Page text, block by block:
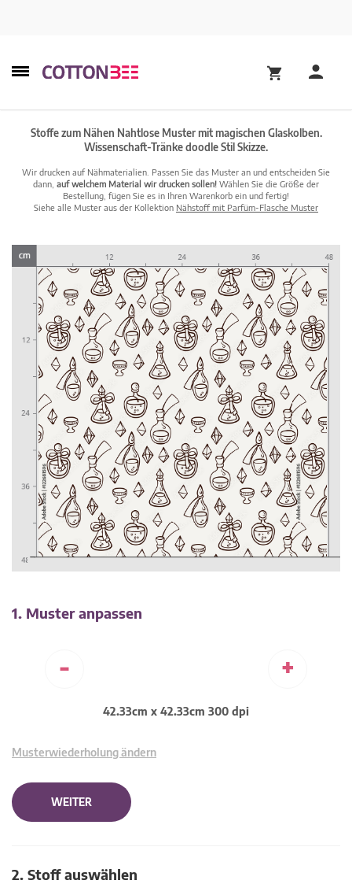
Stoffe zum Nähen Nahtlose Muster mit magischen Glaskolben.
Wissenschaft-Tränke doodle Stil Skizze.
Wir drucken auf Nähmaterialien. Passen Sie das Muster an und entscheiden Sie
dann, auf welchem Material wir drucken sollen! Wählen Sie die Größe der
Bestellung, fügen Sie es in Ihren Warenkorb ein und fertig!
Siehe alle Muster aus der Kollektion Nähstoff mit Parfüm-Flasche Muster
1. Muster anpassen
- +
42.33cm x 42.33cm 300 dpi
Musterwiederholung ändern
WEITER
2. Stoff auswählen